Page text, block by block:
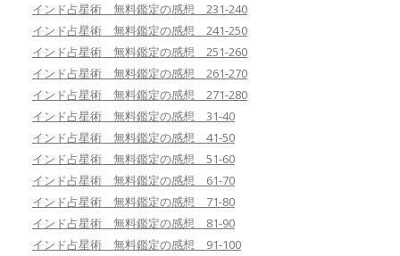
インド占星術 無料鑑定の感想 231-240
インド占星術 無料鑑定の感想 241-250
インド占星術 無料鑑定の感想 251-260
インド占星術 無料鑑定の感想 261-270
インド占星術 無料鑑定の感想 271-280
インド占星術 無料鑑定の感想 31-40
インド占星術 無料鑑定の感想 41-50
インド占星術 無料鑑定の感想 51-60
インド占星術 無料鑑定の感想 61-70
インド占星術 無料鑑定の感想 71-80
インド占星術 無料鑑定の感想 81-90
インド占星術 無料鑑定の感想 91-100